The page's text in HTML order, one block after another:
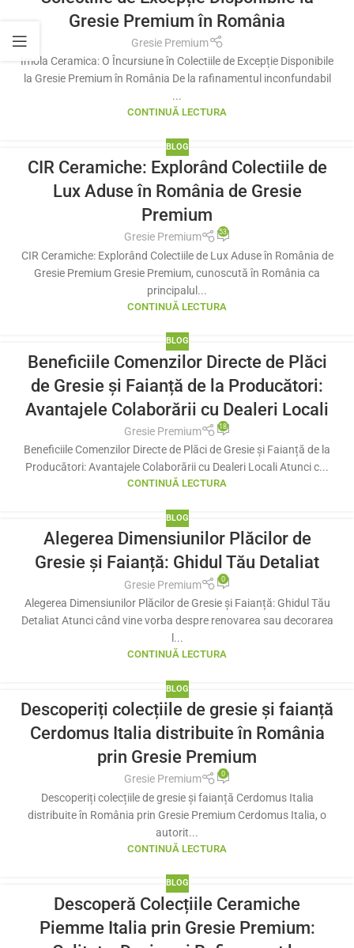
Gresie Premium în România
Gresie Premium
Imola Ceramica: O Încursiune în Colectiile de Excepție Disponibile
la Gresie Premium în România De la rafinamentul inconfundabil
...
CONTINUĂ LECTURA
BLOG
CIR Ceramiche: Explorând Colectiile de
Lux Aduse în România de Gresie
Premium
Gresie Premium 53
CIR Ceramiche: Explorând Colectiile de Lux Aduse în România de
Gresie Premium Gresie Premium, cunoscută în România ca
principalul...
CONTINUĂ LECTURA
BLOG
Beneficiile Comenzilor Directe de Plăci
de Gresie și Faianță de la Producători:
Avantajele Colaborării cu Dealeri Locali
Gresie Premium 18
Beneficiile Comenzilor Directe de Plăci de Gresie și Faianță de la
Producători: Avantajele Colaborării cu Dealeri Locali Atunci c...
CONTINUĂ LECTURA
BLOG
Alegerea Dimensiunilor Plăcilor de
Gresie și Faianță: Ghidul Tău Detaliat
Gresie Premium 0
Alegerea Dimensiunilor Plăcilor de Gresie și Faianță: Ghidul Tău
Detaliat Atunci când vine vorba despre renovarea sau decorarea
l...
CONTINUĂ LECTURA
BLOG
Descoperiți colecțiile de gresie și faianță
Cerdomus Italia distribuite în România
prin Gresie Premium
Gresie Premium 0
Descoperiți colecțiile de gresie și faianță Cerdomus Italia
distribuite în România prin Gresie Premium Cerdomus Italia, o
autorit...
CONTINUĂ LECTURA
BLOG
Descoperă Colecțiile Ceramiche
Piemme Italia prin Gresie Premium: